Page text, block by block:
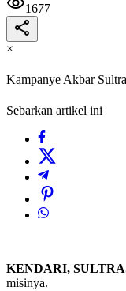
1677
×
Kampanye Akbar
Sebarkan artikel ini
KENDARI,
misinya.